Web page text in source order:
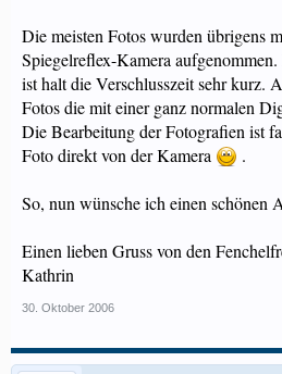
Die meisten Fotos wurden übrigens
Spiegelreflex-Kamera
ist halt die Verschlusszeit sehr kurz.
Fotos die mit einer ganz normalen
Die Bearbeitung der Fotografien ist
Foto direkt von der Kamera
.
So, nun wünsche ich einen schönen
Einen lieben Gruss von den
Kathrin
30. Oktober 2006